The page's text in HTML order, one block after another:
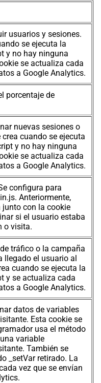
usuarios y sesiones.
se ejecuta la
y no hay ninguna
se actualiza cada
a Google Analytics.
porcentaje de
nuevas sesiones o
cuando se ejecuta
y no hay ninguna
se actualiza cada
a Google Analytics.
configura para
Anteriormente,
con la cookie
si el usuario estaba
o visita.
tráfico o la campaña
llegado el usuario al
cuando se ejecuta la
y se actualiza cada
a Google Analytics.
datos de variables
Esta cookie se
usa el método
variable
También se
_setVar retirado. La
vez que se envían